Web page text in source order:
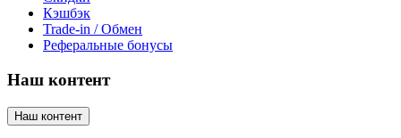
Кэшбэк
Trade-in / Обмен
Реферальные бонусы
Наш контент
Наш контент